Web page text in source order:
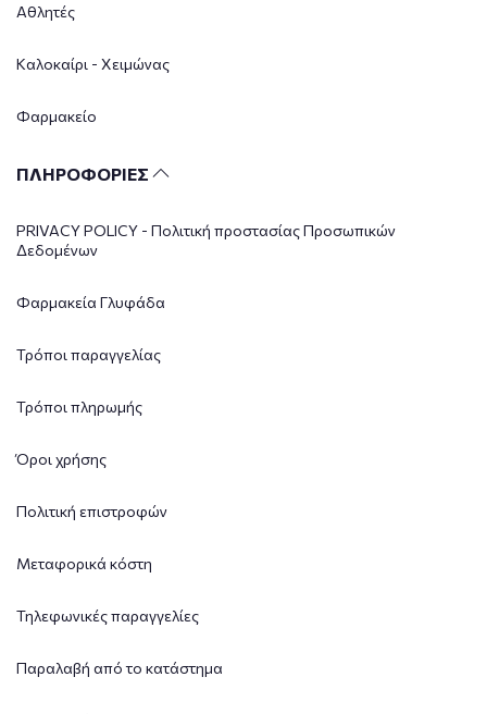
Αθλητές
Καλοκαίρι - Χειμώνας
Φαρμακείο
ΠΛΗΡΟΦΟΡΙΕΣ
PRIVACY POLICY - Πολιτική προστασίας Προσωπικών
Δεδομένων
Φαρμακεία Γλυφάδα
Τρόποι παραγγελίας
Τρόποι πληρωμής
Όροι χρήσης
Πολιτική επιστροφών
Μεταφορικά κόστη
Τηλεφωνικές παραγγελίες
Παραλαβή από το κατάστημα